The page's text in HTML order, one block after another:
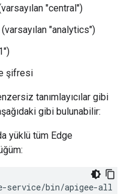
"central")
"analytics")
şifresi
tanımlayıcılar gibi
gibi bulunabilir:
yüklü tüm Edge
service/bin/apigee-all